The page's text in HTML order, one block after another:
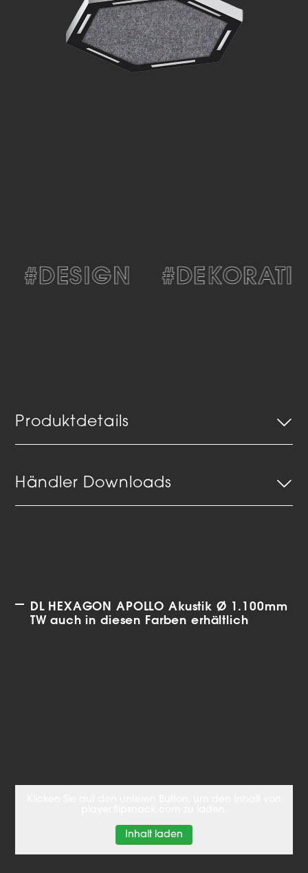
#DESIGN #DEKORATIV
Produktdetails
Händler Downloads
DL HEXAGON APOLLO Akustik Ø 1.100mm
TW auch in diesen Farben erhältlich
Inhalt laden